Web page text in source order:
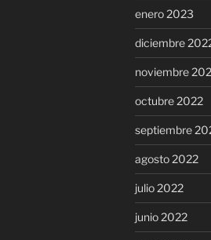
enero 2023
diciembre
noviembre
octubre 2022
septiembre
agosto 2022
julio 2022
junio 2022